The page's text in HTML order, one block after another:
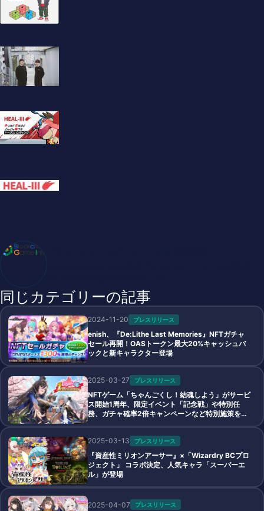
同じカテゴリーの記事
2024-11-20 プレスリリース
enish、『De:Lithe Last Memories』NFTガチャ
セール再開！OASトークン最大20%キャッシュバ
ックと新キャラクター登場
2025-03-27 プレスリリース
NFTゲーム「ちゃんごくし！結魂しよう」がサービ
ス開始1周年、限定イベント「記念戦」や特別任
務、ガチャ確率2倍キャンペーンなど特別施策を多
2025-03-13
プレスリリース
『資産性ミリオンアーサー』×「Wizardry BCプロ
ジェクト」 コラボ決定、人気キャラ「スーパーエ
ル」が登場
2025-04-07 プレスリリース